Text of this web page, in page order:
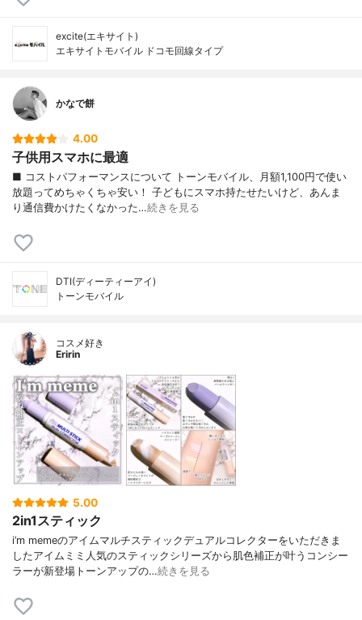
excite(エキサイト)
エキサイトモバイル ドコモ回線タイプ
かなで餅
4.00
子供用スマホに最適
■ コストパフォーマンスについて トーンモバイル、月額1,100円で使い
放題ってめちゃくちゃ安い！ 子どもにスマホ持たせたいけど、あんま
り通信費かけたくなかった…続きを見る
DTI(ディーティーアイ)
トーンモバイル
コスメ好き
Eririn
5.00
2in1スティック
i’m memeのアイムマルチスティックデュアルコレクターをいただきま
したアイムミミ人気のスティックシリーズから肌色補正が叶うコンシー
ラーが新登場トーンアップの…続きを見る